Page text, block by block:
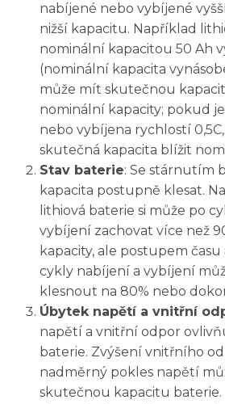
nabíjené nebo vybíjené
nižší kapacitu. Například
nominální kapacitou 50 Ah
(nominální kapacita
může mít skutečnou
nominální kapacity; pokud
nebo vybíjena rychlostí
skutečná kapacita blížit
Stav baterie: Se stárnutím
kapacita postupně klesat.
lithiová baterie si může po
vybíjení zachovat více než
kapacity, ale postupem času
cykly nabíjení a vybíjení
klesnout na 80% nebo
Úbytek napětí a vnitřní
napětí a vnitřní odpor
baterie. Zvýšení vnitřního
nadměrný pokles napětí
skutečnou kapacitu baterie.